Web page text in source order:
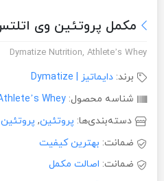
مکمل پروتئین وی
Dymatize Nutrition, Athlete’s Whey
برند: دایماتیز | Dymatize
شناسه محصول: Whey
دسته‌بندی‌ها: پروتئین,
ضمانت: بهترین کیفیت
ضمانت: اصالت مکمل